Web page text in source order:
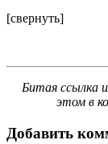
[свернуть]
Битая ссылка
этом в
Добавить